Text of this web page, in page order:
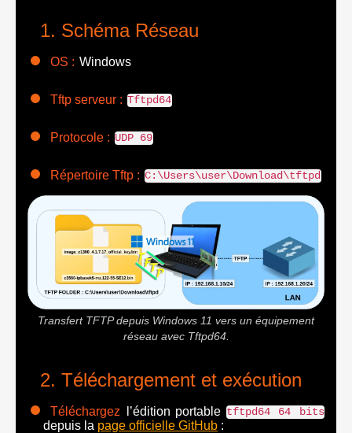
Schéma Réseau
OS : Windows
Tftp serveur : Tftpd64
Protocole : UDP 69
Répertoire Tftp : C:\Users\user\Download\tftpd
Transfert TFTP depuis Windows 11 vers un équipement
réseau avec Tftpd64.
Téléchargement et exécution
Téléchargez l’édition portable tftpd64 64 bits
depuis la page officielle GitHub :